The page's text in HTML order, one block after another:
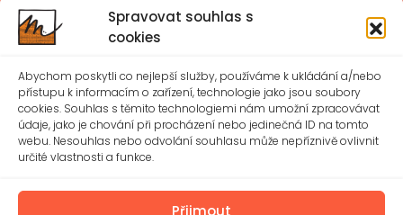
Spravovat souhlas s
cookies
Abychom poskytli co nejlepší služby, používáme k ukládání a/nebo
přístupu k informacím o zařízení, technologie jako jsou soubory
cookies. Souhlas s těmito technologiemi nám umožní zpracovávat
údaje, jako je chování při procházení nebo jedinečná ID na tomto
webu. Nesouhlas nebo odvolání souhlasu může nepříznivě ovlivnit
určité vlastnosti a funkce.
Přijmout
Školní jídelna a školní družina
ŠD: +420 577 926 720
reditelna@zsotrman.cz
Zásady cookies (EU)
Ochrana osobních údajů – GDPR